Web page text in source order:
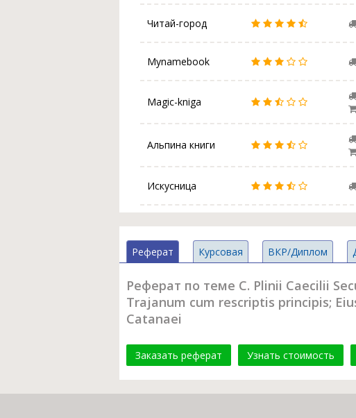
Читай-город
Mynamebook
Magic-kniga
Альпина книги
Искусница
Реферат Курсовая ВКР/Диплом
Реферат по теме C. Plinii Caecilii
Trajanum cum rescriptis principis;
Catanaei
Заказать реферат Узнать стоимость